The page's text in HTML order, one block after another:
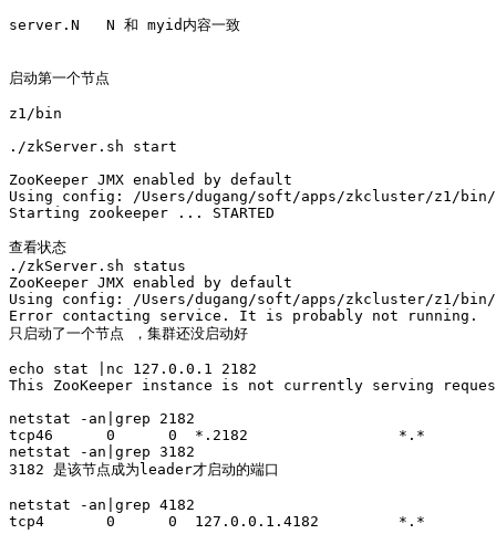
server.N   N 和 myid内容一致
启动第一个节点
z1/bin
./zkServer.sh start
ZooKeeper JMX enabled by default
Using config: /Users/dugang/soft/apps/zkcluster/z1/
Starting zookeeper ... STARTED
查看状态
./zkServer.sh status
ZooKeeper JMX enabled by default
Using config: /Users/dugang/soft/apps/zkcluster/z1/
Error contacting service. It is probably not running.
只启动了一个节点 ，集群还没启动好
echo stat |nc 127.0.0.1 2182
This ZooKeeper instance is not currently serving
netstat -an|grep 2182
tcp46      0      0  *.2182                 *.*
netstat -an|grep 3182
3182 是该节点成为leader才启动的端口
netstat -an|grep 4182
tcp4       0      0  127.0.0.1.4182         *.*